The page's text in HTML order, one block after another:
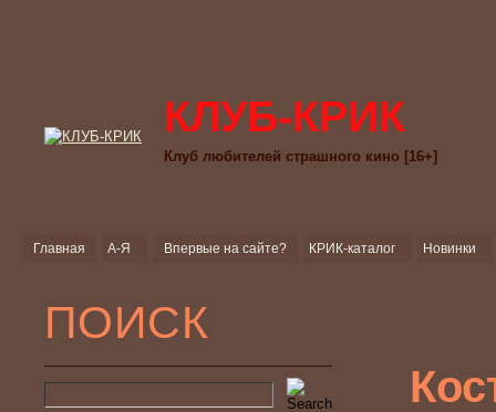
КЛУБ-КРИК
Клуб любителей страшного кино [16+]
Главная А-Я Впервые на сайте? КРИК-каталог Новинки
ПОИСК